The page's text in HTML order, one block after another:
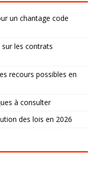
un chantage code
sur les contrats
recours possibles en
à consulter
des lois en 2026